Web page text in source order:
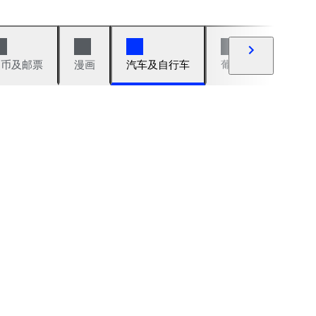
及邮票 漫画 汽车及自行车 葡萄酒及烈性酒